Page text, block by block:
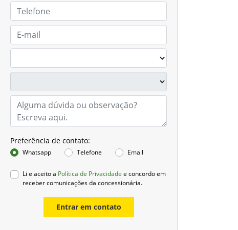
Preferência de contato:
Whatsapp Telefone Email
Li e aceito a Política de Privacidade e concordo em
receber comunicações da concessionária.
Entrar em contato